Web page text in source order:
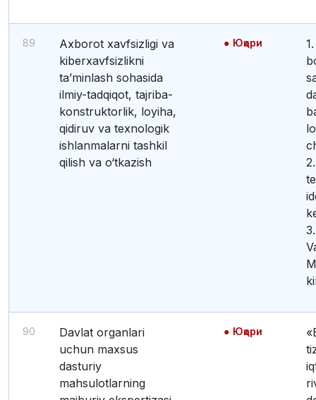
89
Axborot xavfsizligi va
kiberxavfsizlikni
ta’minlash sohasida
ilmiy-tadqiqot, tajriba-
konstruktorlik, loyiha,
qidiruv va texnologik
ishlanmalarni tashkil
qilish va o‘tkazish
Юқори
1. AKTga mas’ul
90
Davlat organlari
uchun maxsus
dasturiy
mahsulotlarning
Юқори
«Elektron